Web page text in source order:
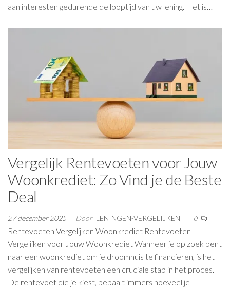
aan interesten gedurende de looptijd van uw lening. Het is…
Vergelijk Rentevoeten voor Jouw
Woonkrediet: Zo Vind je de Beste
Deal
27 december 2025 Door LENINGEN-VERGELIJKEN 0
Rentevoeten Vergelijken Woonkrediet Rentevoeten
Vergelijken voor Jouw Woonkrediet Wanneer je op zoek bent
naar een woonkrediet om je droomhuis te financieren, is het
vergelijken van rentevoeten een cruciale stap in het proces.
De rentevoet die je kiest, bepaalt immers hoeveel je